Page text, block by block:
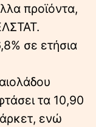
προϊόντα,
σε ετήσια
τα 10,90
ενώ